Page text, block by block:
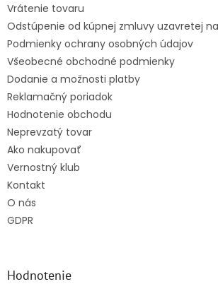
Vrátenie tovaru
Odstúpenie od kúpnej zmluvy uzavretej
Podmienky ochrany osobných údajov
Všeobecné obchodné podmienky
Dodanie a možnosti platby
Reklamačný poriadok
Hodnotenie obchodu
Neprevzatý tovar
Ako nakupovať
Vernostný klub
Kontakt
O nás
GDPR
Hodnotenie